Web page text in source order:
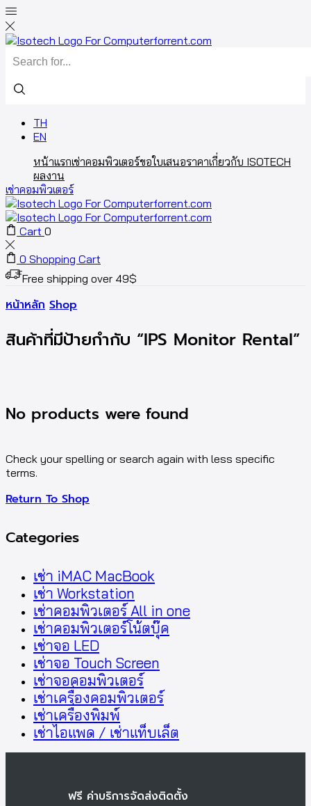
TH
EN
หน้าแรกเช่าคอมพิวเตอร์ขอใบเสนอราคาเกี่ยวกับ ISOTECH
ผลงาน
เช่าคอมพิวเตอร์
Cart 0
0 Shopping Cart
Free shipping over 49$
หน้าหลัก Shop
สินค้าที่มีป้ายกำกับ “IPS Monitor Rental”
No products were found
Check your spelling or search again with less specific
terms.
Return To Shop
Categories
เช่า iMAC MacBook
เช่า Workstation
เช่าคอมพิวเตอร์ All in one
เช่าคอมพิวเตอร์โน้ตบุ๊ค
เช่าจอ LED
เช่าจอ Touch Screen
เช่าจอคอมพิวเตอร์
เช่าเครื่องคอมพิวเตอร์
เช่าเครื่องพิมพ์
เช่าไอแพด / เช่าแท็บเล็ต
ฟรี ค่าบริการจัดส่งติดตั้ง